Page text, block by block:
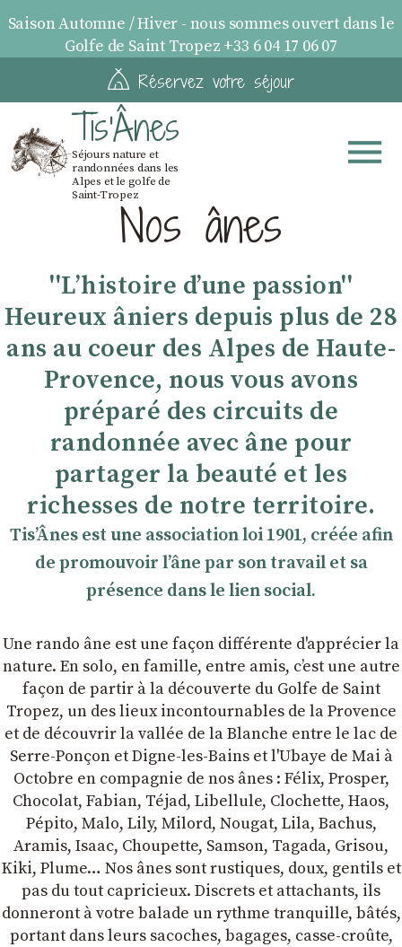
Saison Automne / Hiver - nous sommes ouvert dans le
Golfe de Saint Tropez +33 6 04 17 06 07
Réservez votre séjour
Tis'Ânes
Séjours nature et
randonnées dans les
Alpes et le golfe de
Saint-TropezNos ânes
''Lʼhistoire dʼune passion''
Heureux âniers depuis plus de 28
ans au coeur des Alpes de Haute-
Provence, nous vous avons
préparé des circuits de
randonnée avec âne pour
partager la beauté et les
richesses de notre territoire.
TisʼÂnes est une association loi 1901, créée afin
de promouvoir lʼâne par son travail et sa
présence dans le lien social.
Une rando âne est une façon différente d'apprécier la
nature. En solo, en famille, entre amis, cʼest une autre
façon de partir à la découverte du Golfe de Saint
Tropez, un des lieux incontournables de la Provence
et de découvrir la vallée de la Blanche entre le lac de
Serre-Ponçon et Digne-les-Bains et l'Ubaye de Mai à
Octobre en compagnie de nos ânes : Félix, Prosper,
Chocolat, Fabian, Téjad, Libellule, Clochette, Haos,
Pépito, Malo, Lily, Milord, Nougat, Lila, Bachus,
Aramis, Isaac, Choupette, Samson, Tagada, Grisou,
Kiki, Plume… Nos ânes sont rustiques, doux, gentils et
pas du tout capricieux. Discrets et attachants, ils
donneront à votre balade un rythme tranquille, bâtés,
portant dans leurs sacoches, bagages, casse-croûte,